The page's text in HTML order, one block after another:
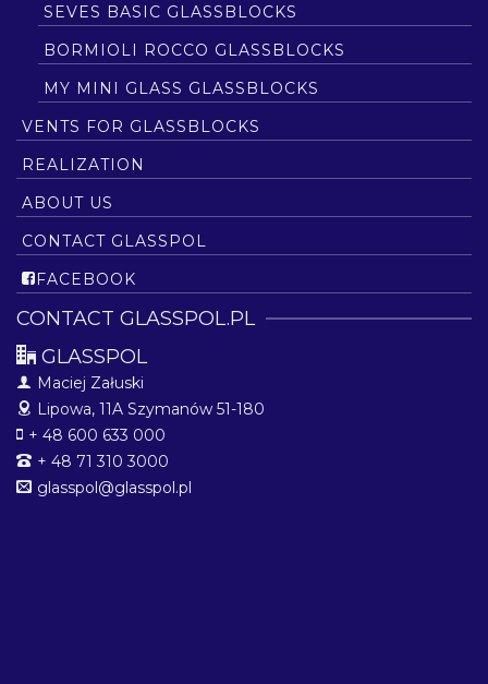
SEVES BASIC GLASSBLOCKS
BORMIOLI ROCCO GLASSBLOCKS
MY MINI GLASS GLASSBLOCKS
VENTS FOR GLASSBLOCKS
REALIZATION
ABOUT US
CONTACT GLASSPOL
FACEBOOK
CONTACT GLASSPOL.PL
GLASSPOL
Maciej Załuski
Lipowa, 11A Szymanów 51-180
+ 48 600 633 000
+ 48 71 310 3000
glasspol@glasspol.pl